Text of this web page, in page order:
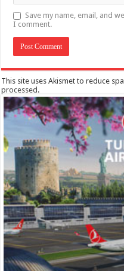
Save my name, email, and
I comment.
This site uses Akismet to reduce
processed .